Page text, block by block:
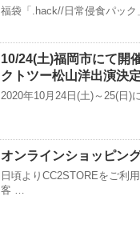
福袋「.hack//日常侵食パッ
10/24(土)福岡市にて開
クトツー松山洋出演決
2020年10月24日(土)～25(日
オンラインショッピン
日頃よりCC2STOREをご利
客 …